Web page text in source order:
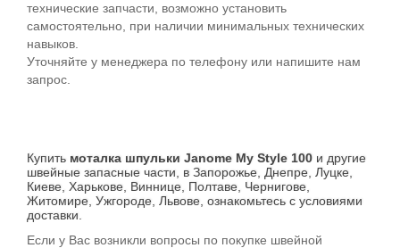
технические запчасти, возможно установить
самостоятельно, при наличии минимальных технических
навыков.
Уточняйте у менеджера по телефону или напишите нам
запрос.
Купить моталка шпульки Janome My Style 100 и другие
швейные запасные части, в Запорожье, Днепре, Луцке,
Киеве, Харькове, Виннице, Полтаве, Чернигове,
Житомире, Ужгороде, Львове, ознакомьтесь с условиями
доставки.
Если у Вас возникли вопросы по покупке швейной